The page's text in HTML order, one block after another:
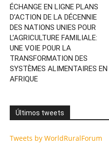
ÉCHANGE EN LIGNE PLANS
D’ACTION DE LA DÉCENNIE
DES NATIONS UNIES POUR
L’AGRICULTURE FAMILIALE:
UNE VOIE POUR LA
TRANSFORMATION DES
SYSTÈMES ALIMENTAIRES EN
AFRIQUE
Últimos tweets
Tweets by WorldRuralForum